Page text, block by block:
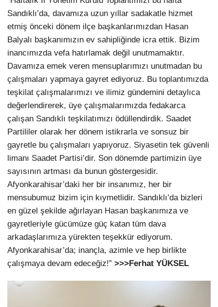
Sandıklı’da, davamıza uzun yıllar sadakatle hizmet
etmiş önceki dönem ilçe başkanlarımızdan Hasan
Balyalı başkanımızın ev sahipliğinde icra ettik. Bizim
inancımızda vefa hatırlamak değil unutmamaktır.
Davamıza emek veren mensuplarımızı unutmadan bu
çalışmaları yapmaya gayret ediyoruz. Bu toplantımızda
teşkilat çalışmalarımızı ve ilimiz gündemini detaylıca
değerlendirerek, üye çalışmalarımızda fedakarca
çalışan Sandıklı teşkilatımızı ödüllendirdik. Saadet
Partililer olarak her dönem istikrarla ve sonsuz bir
gayretle bu çalışmaları yapıyoruz. Siyasetin tek güvenli
limanı Saadet Partisi’dir. Son dönemde partimizin üye
sayısının artması da bunun göstergesidir.
Afyonkarahisar’daki her bir insanımız, her bir
mensubumuz bizim için kıymetlidir. Sandıklı’da bizleri
en güzel şekilde ağırlayan Hasan başkanımıza ve
gayretleriyle gücümüze güç katan tüm dava
arkadaşlarımıza yürekten teşekkür ediyorum.
Afyonkarahisar’da; inançla, azimle ve hep birlikte
çalışmaya devam edeceğiz!” >>>Ferhat YÜKSEL